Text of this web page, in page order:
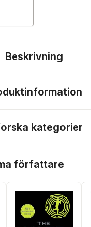
Beskrivning
kategorier
författare